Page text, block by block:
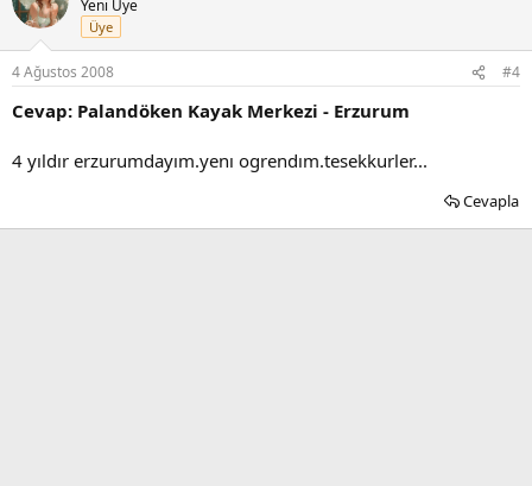
Yeni Üye
Üye
4 Ağustos 2008 #4
Cevap: Palandöken Kayak Merkezi - Erzurum
4 yıldır erzurumdayım.yenı ogrendım.tesekkurler...
Cevapla